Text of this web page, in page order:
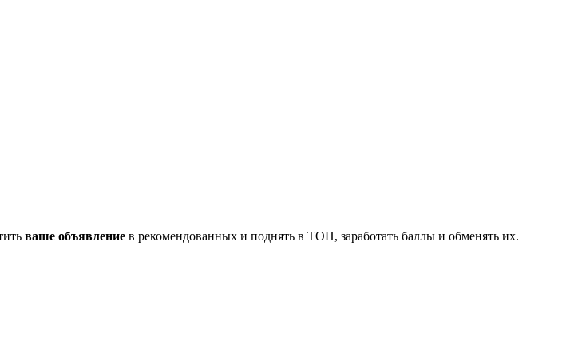
ваше объявление в рекомендованных и поднять в ТОП, заработать баллы и обменять их.